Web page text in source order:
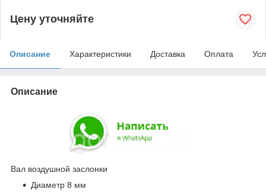
Цену уточняйте
Описание Характеристики Доставка Оплата
Описание
Вал воздушной заслонки
Диаметр 8 мм